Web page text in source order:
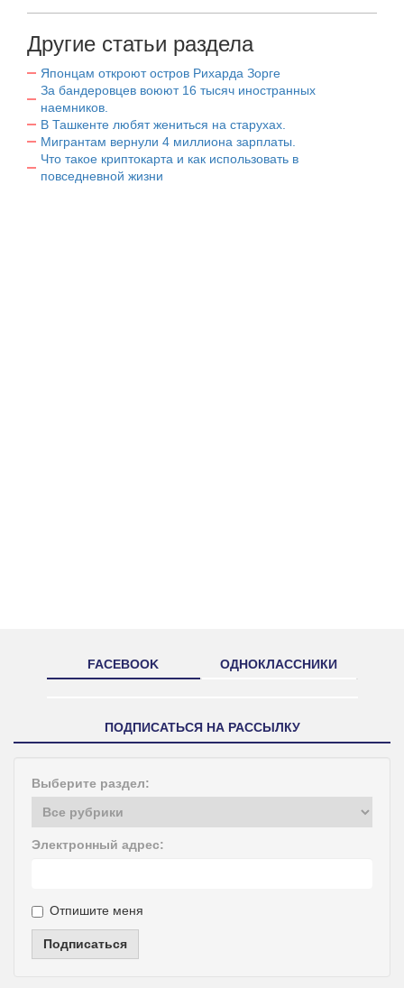
Другие статьи раздела
Японцам откроют остров Рихарда Зорге
За бандеровцев воюют 16 тысяч иностранных
наемников.
В Ташкенте любят жениться на старухах.
Мигрантам вернули 4 миллиона зарплаты.
Что такое криптокарта и как использовать в
повседневной жизни
FACEBOOK ОДНОКЛАССНИКИ
ПОДПИСАТЬСЯ НА РАССЫЛКУ
Выберите раздел:
Электронный адрес:
Отпишите меня
Подписаться